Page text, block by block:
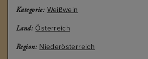
Kategorie: Weißwein
Land: Österreich
Region: Niederösterreich